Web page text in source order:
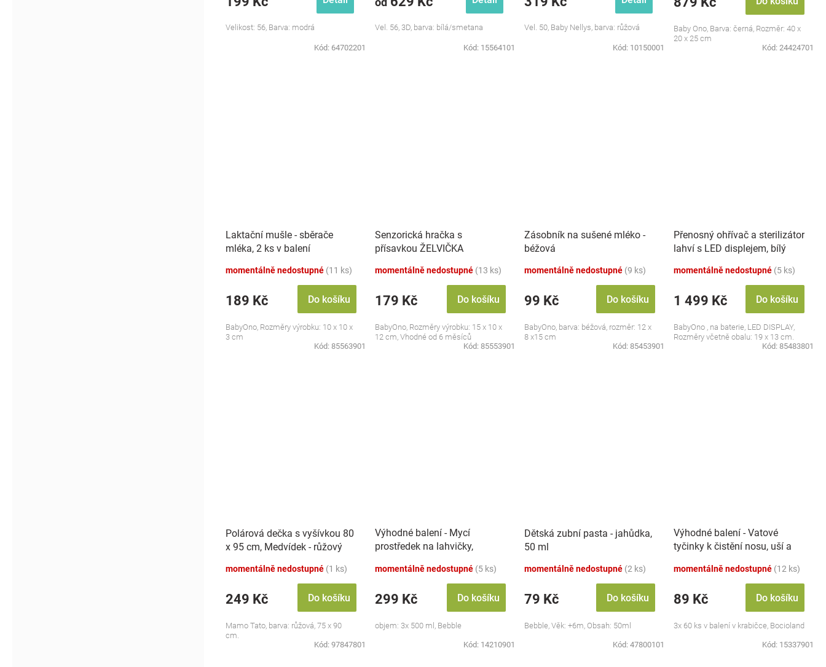
Velikost: 56, Barva: modrá
Kód: 64702201
Vel. 56, 3D, barva: bílá/smetana
Kód: 15564101
Vel. 50, Baby Nellys, barva: růžová
Kód: 10150001
Baby Ono, Barva: černá, Rozměr: 40 x
20 x 25 cm
Kód: 24424701
Laktační mušle - sběrače
mléka, 2 ks v balení
momentálně nedostupné (11 ks)
189 Kč Do košíku
BabyOno, Rozměry výrobku: 10 x 10 x
3 cm
Kód: 85563901
Senzorická hračka s
přísavkou ŽELVIČKA
momentálně nedostupné (13 ks)
179 Kč Do košíku
BabyOno, Rozměry výrobku: 15 x 10 x
12 cm, Vhodné od 6 měsíců
Kód: 85553901
Zásobník na sušené mléko -
béžová
momentálně nedostupné (9 ks)
99 Kč Do košíku
BabyOno, barva: béžová, rozměr: 12 x
8 x15 cm
Kód: 85453901
Přenosný ohřívač a sterilizátor
lahví s LED displejem, bílý
momentálně nedostupné (5 ks)
1 499 Kč Do košíku
BabyOno , na baterie, LED DISPLAY,
Rozměry včetně obalu: 19 x 13 cm.
Kód: 85483801
Polárová dečka s vyšívkou 80
x 95 cm, Medvídek - růžový
momentálně nedostupné (1 ks)
249 Kč Do košíku
Mamo Tato, barva: růžová, 75 x 90
cm.
Kód: 97847801
Výhodné balení - Mycí
prostředek na lahvičky,
momentálně nedostupné (5 ks)
299 Kč Do košíku
objem: 3x 500 ml, Bebble
Kód: 14210901
Dětská zubní pasta - jahůdka,
50 ml
momentálně nedostupné (2 ks)
79 Kč Do košíku
Bebble, Věk: +6m, Obsah: 50ml
Kód: 47800101
Výhodné balení - Vatové
tyčinky k čistění nosu, uší a
momentálně nedostupné (12 ks)
89 Kč Do košíku
3x 60 ks v balení v krabičce, Bocioland
Kód: 15337901